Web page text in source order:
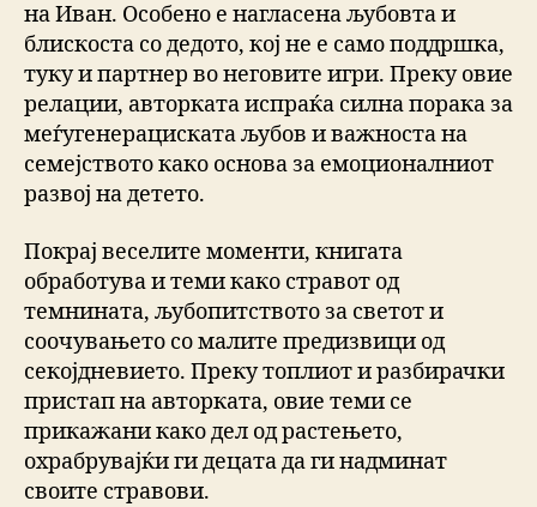
на Иван. Особено е нагласена љубовта и
блискоста со дедото, кој не е само поддршка,
туку и партнер во неговите игри. Преку овие
релации, авторката испраќа силна порака за
меѓугенерациската љубов и важноста на
семејството како основа за емоционалниот
развој на детето.
Покрај веселите моменти, книгата
обработува и теми како стравот од
темнината, љубопитството за светот и
соочувањето со малите предизвици од
секојдневието. Преку топлиот и разбирачки
пристап на авторката, овие теми се
прикажани како дел од растењето,
охрабрувајќи ги децата да ги надминат
своите стравови.